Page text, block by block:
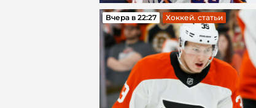
Вчера в 22:27 Хоккей. статьи